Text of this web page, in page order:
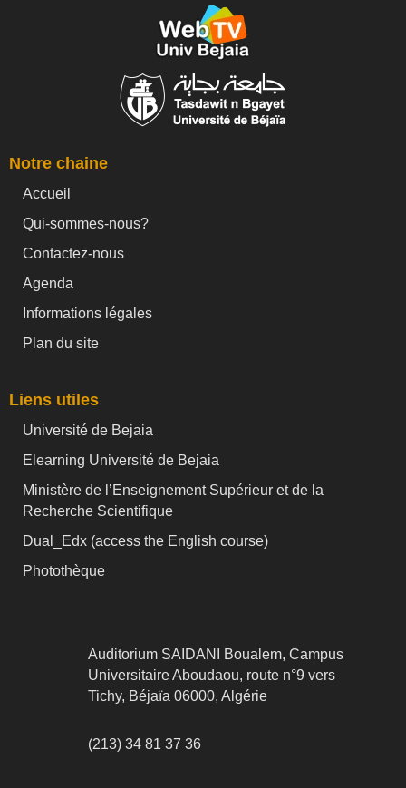
Notre chaine
Accueil
Qui-sommes-nous?
Contactez-nous
Agenda
Informations légales
Plan du site
Liens utiles
Université de Bejaia
Elearning Université de Bejaia
Ministère de l’Enseignement Supérieur et de la
Recherche Scientifique
Dual_Edx (access the English course)
Photothèque
Auditorium SAIDANI Boualem, Campus
Universitaire Aboudaou, route n°9 vers
Tichy, Béjaïa 06000, Algérie
(213) 34 81 37 36